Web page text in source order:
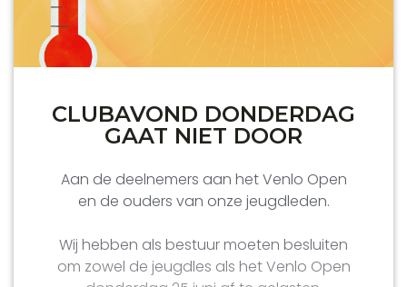
CLUBAVOND DONDERDAG
GAAT NIET DOOR
Aan de deelnemers aan het Venlo Open
en de ouders van onze jeugdleden.
Wij hebben als bestuur moeten besluiten
om zowel de jeugdles als het Venlo Open